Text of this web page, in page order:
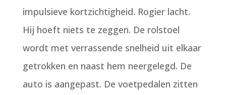
impulsieve kortzichtigheid. Rogier lacht.
Hij hoeft niets te zeggen. De rolstoel
wordt met verrassende snelheid uit elkaar
getrokken en naast hem neergelegd. De
auto is aangepast. De voetpedalen zitten